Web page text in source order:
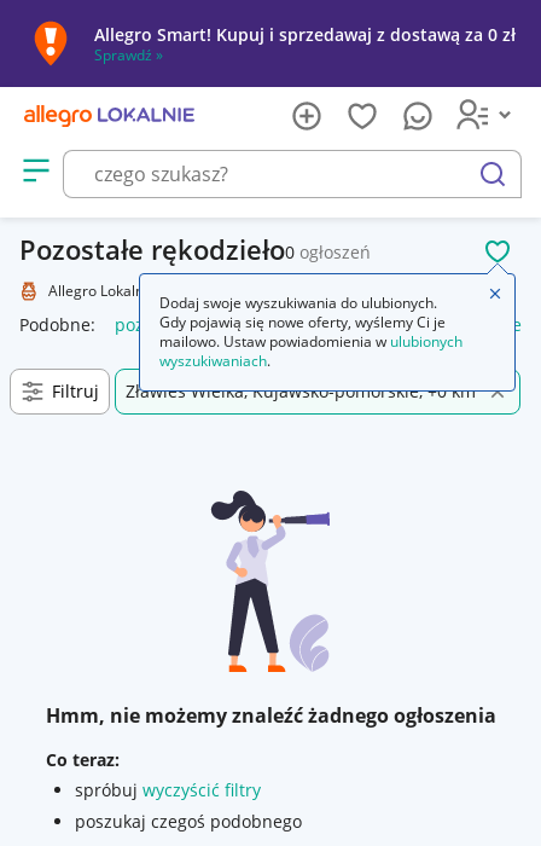
Allegro Smart! Kupuj i sprzedawaj z dostawą za 0 zł
Sprawdź »
Otwórz menu z kategoriami
szukaj
Pozostałe rękodzieło0 ogłoszeń
Allegro Lokalnie
Podobne: pozostałe łóżka pozostałe pozostałe miasta i
Filtruj Zławieś Wielka, Kujawsko-pomorskie, +0 km
Hmm, nie możemy znaleźć żadnego ogłoszenia
Co teraz:
spróbuj wyczyścić filtry
poszukaj czegoś podobnego
Dodaj swoje wyszukiwania do ulubionych.
Gdy pojawią się nowe oferty, wyślemy Ci je
mailowo. Ustaw powiadomienia w ulubionych
wyszukiwaniach.